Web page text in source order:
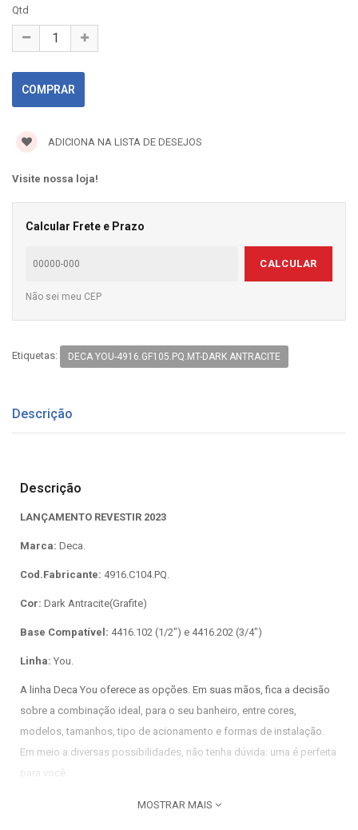
Qtd
ADICIONA NA LISTA DE DESEJOS
Visite nossa loja!
Calcular Frete e Prazo
CALCULAR
Não sei meu CEP
Etiquetas: DECA YOU-4916.GF105.PQ.MT-DARK ANTRACITE
Descrição
Descrição
LANÇAMENTO REVESTIR 2023
Marca: Deca.
Cod.Fabricante: 4916.C104.PQ.
Cor: Dark Antracite(Grafite)
Base Compatível: 4416.102 (1/2") e 4416.202 (3/4")
Linha: You.
A linha Deca You oferece as opções. Em suas mãos, fica a decisão
sobre a combinação ideal, para o seu banheiro, entre cores,
modelos, tamanhos, tipo de acionamento e formas de instalação.
Em meio a diversas possibilidades, não tenha dúvida: uma é perfeita
para você.
MOSTRAR MAIS